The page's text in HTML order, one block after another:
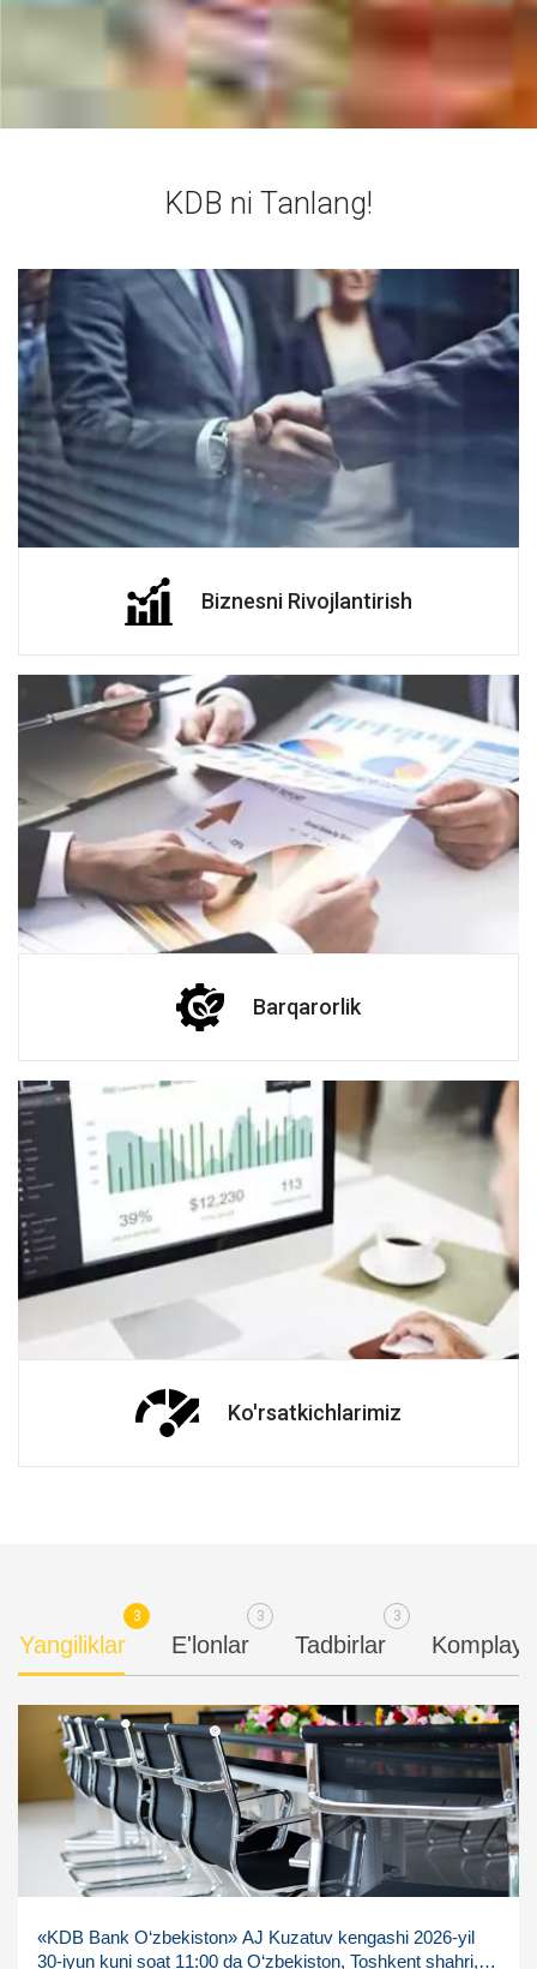
KDB ni Tanlang!
Biznesni Rivojlantirish
Barqarorlik
Ko'rsatkichlarimiz
Yangiliklar
3
E'lonlar
3
Tadbirlar
3
«KDB Bank O‘zbekiston» AJ Kuzatuv kengashi 2026-yil
30-iyun kuni soat 11:00 da O‘zbekiston, Toshkent shahri,